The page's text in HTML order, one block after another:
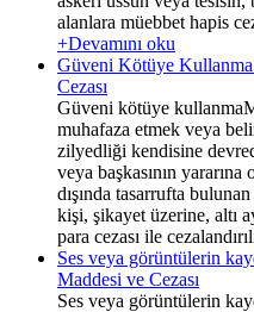
alanlara müebbet hapis
+Devamını oku
Güveni Kötüye
Cezası
Güveni kötüye
muhafaza etmek veya
zilyedliği kendisine
veya başkasının
dışında tasarrufta
kişi, şikayet üzerine, altı
para cezası ile
Ses veya görüntülerin
Maddesi ve Cezası
Ses veya görüntülerin